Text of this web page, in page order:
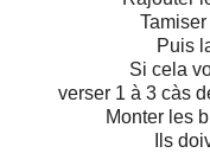
Puis
Si cela
verser 1 à 3 càs
Monter les
Ils